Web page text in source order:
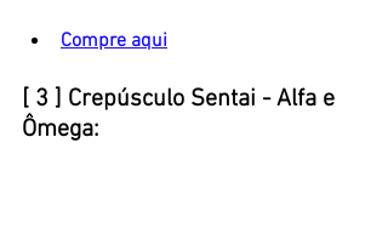
Compre aqui
[ 3 ] Crepúsculo Sentai - Alfa e
Ômega: